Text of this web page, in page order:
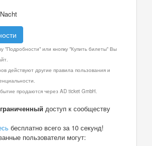
"Подробности" или кнопку "Купить билеты" Вы
действуют другие правила пользования и
продаются через AD ticket GmbH.
доступ к сообществу
бесплатно всего за 10 секунд!
пользователи могут: